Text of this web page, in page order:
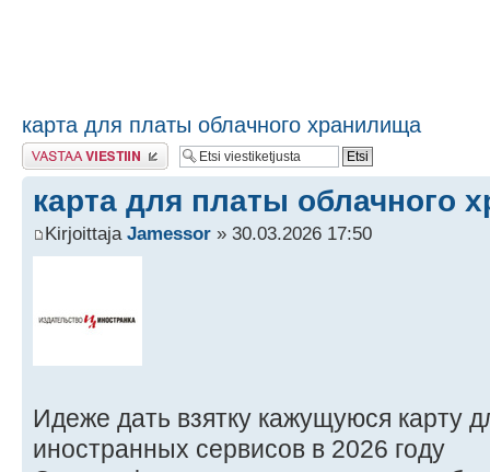
карта для платы облачного хранилища
Lähetä vastaus
карта для платы облачного
Kirjoittaja Jamessor » 30.03.2026 17:50
Идеже дать взятку кажущуюся карту
иностранных сервисов в 2026 году